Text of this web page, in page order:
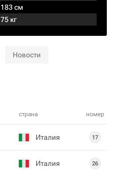
183 см
75 кг
Новости
страна номер
Италия 17
Италия 26